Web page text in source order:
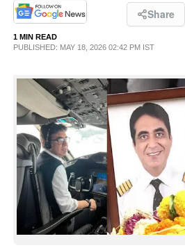
INFO+
ART
ASTRO
CARTOONS
Share
1 MIN READ
PUBLISHED: MAY 18, 2026 02:42 PM IST